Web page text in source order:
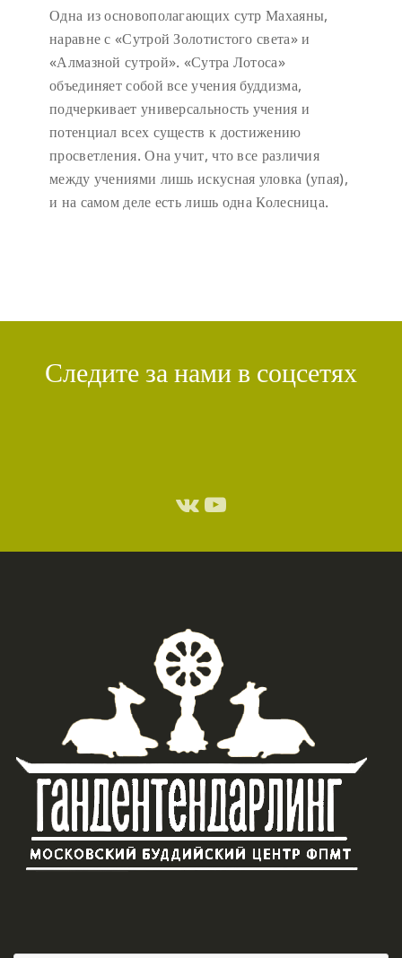
Одна из основополагающих сутр Махаяны,
наравне с «Сутрой Золотистого света» и
«Алмазной сутрой». «Сутра Лотоса»
объединяет собой все учения буддизма,
подчеркивает универсальность учения и
потенциал всех существ к достижению
просветления. Она учит, что все различия
между учениями лишь искусная уловка (упая),
и на самом деле есть лишь одна Колесница.
Следите за нами в соцсетях